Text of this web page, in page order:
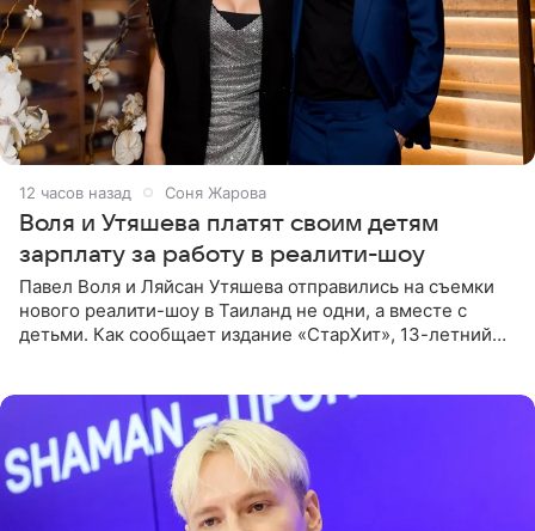
12 часов назад Соня Жарова
Воля и Утяшева платят своим детям
зарплату за работу в реалити-шоу
Павел Воля и Ляйсан Утяшева отправились на съемки
нового реалити-шоу в Таиланд не одни, а вместе с
детьми. Как сообщает издание «СтарХит», 13-летний